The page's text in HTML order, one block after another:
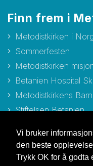
Vi bruker
den beste
Trykk OK for å godta
Finn frem i
Metodistkirken i
Sommerfesten
Metodistkirken
Betanien Hospital
Metodistkirkens
Stiftelsen Betanien